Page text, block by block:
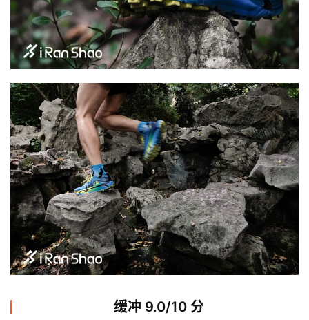
比
赛
观
察
装
备
训
练
缓冲 9.0/10 分